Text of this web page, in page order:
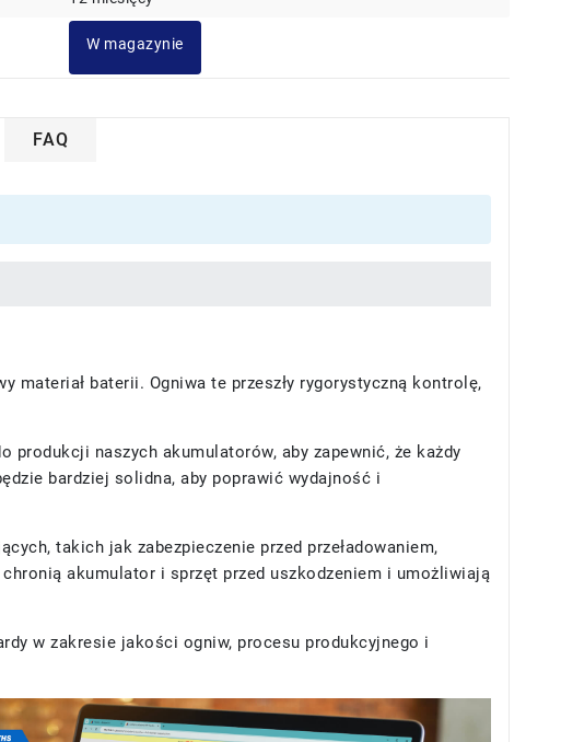
W magazynie
FAQ
baterii. Ogniwa te przeszły rygorystyczną kontrolę,
naszych akumulatorów, aby zapewnić, że każdy
bardziej solidna, aby poprawić wydajność i
takich jak zabezpieczenie przed przeładowaniem,
akumulator i sprzęt przed uszkodzeniem i umożliwiają
w zakresie jakości ogniw, procesu produkcyjnego i